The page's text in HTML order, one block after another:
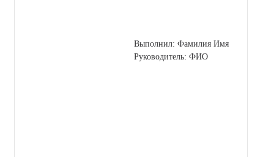
Выполнил: Фамилия Имя
Руководитель: ФИО